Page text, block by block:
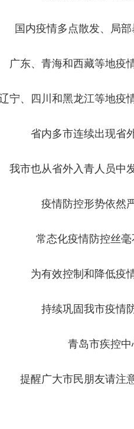
国内疫情多点散发、局
广东、青海和西藏等地疫
宁、四川和黑龙江等地疫
省内多市连续出现省
我市也从省外入青人员中
疫情防控形势依然
常态化疫情防控丝
为有效控制和降低疫
持续巩固我市疫情
青岛市疾控中
提醒广大市民朋友请注